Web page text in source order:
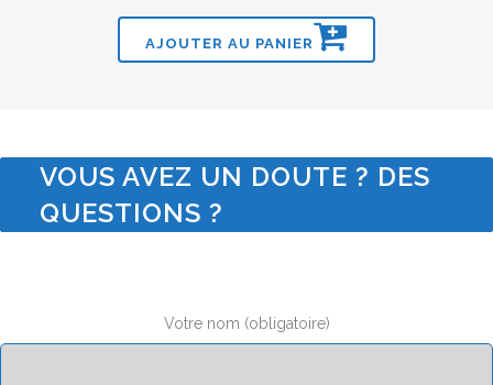
AJOUTER AU PANIER
VOUS AVEZ UN DOUTE ? DES
QUESTIONS ?
Votre nom (obligatoire)